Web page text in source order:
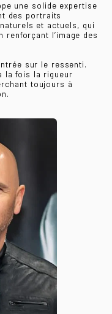
une solide expertise
des portraits
et actuels, qui
renforçant l’image des
sur le ressenti.
la fois la rigueur
toujours à